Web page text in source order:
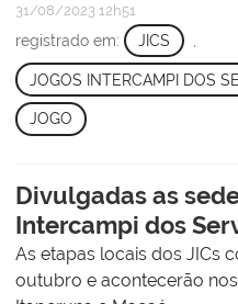
31/08/2023 12h51
registrado em: JICS
JOGOS INTERCAMPI DOS
JOGO
Divulgadas as
Intercampi dos
As etapas locais dos JICs
outubro e acontecerão